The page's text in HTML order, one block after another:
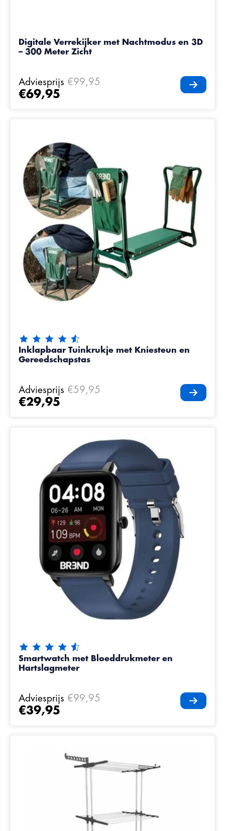
Digitale Verrekijker met Nachtmodus en 3D
– 300 Meter Zicht
Adviesprijs €99,95
€69,95
De beoordeling van dit product is4.7
Inklapbaar Tuinkrukje met Kniesteun en
Gereedschapstas
Adviesprijs €59,95
€29,95
De beoordeling van dit product is
Smartwatch met Bloeddrukmeter en
Hartslagmeter
Adviesprijs €99,95
€39,95